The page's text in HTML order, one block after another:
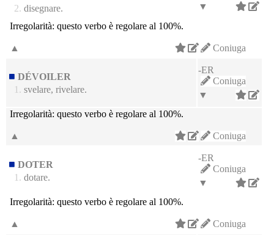
2. disegnare.
▼
Irregolarità: questo verbo è regolare al 100%.
Coniuga
▲
DÉVOILER
1. svelare, rivelare.
-ER
Coniuga
▼
Irregolarità: questo verbo è regolare al 100%.
Coniuga
▲
DOTER
1. dotare.
-ER
Coniuga
▼
Irregolarità: questo verbo è regolare al 100%.
Coniuga
▲